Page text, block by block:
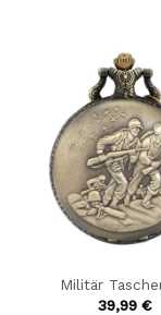
Militär
39,99 €